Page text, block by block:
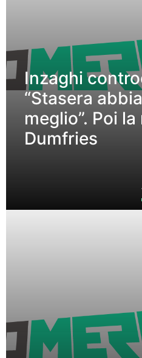
Inzaghi
“Stasera
meglio”. Poi
Dumfries